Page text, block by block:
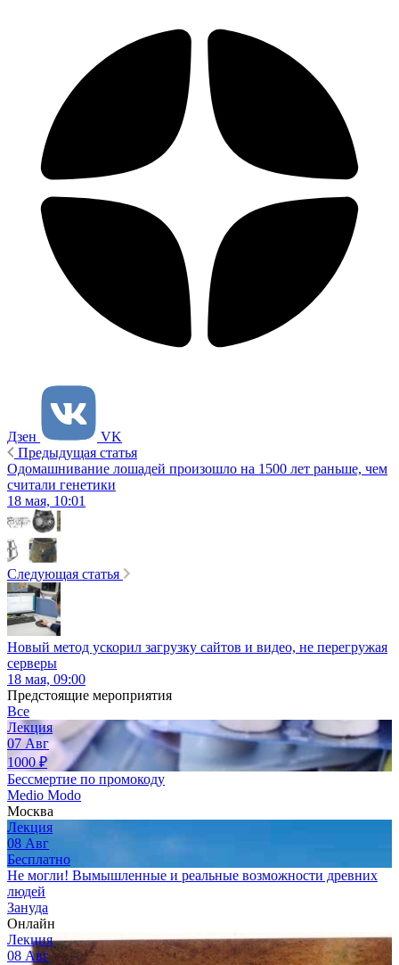
Дзен
VK
Предыдущая статья
Одомашнивание лошадей произошло на 1500 лет раньше, чем
считали генетики
18 мая, 10:01
Следующая статья
Новый метод ускорил загрузку сайтов и видео, не перегружая
серверы
18 мая, 09:00
Предстоящие мероприятия
Все
Лекция
07 Авг
1000₽
Бессмертие по промокоду
Medio Modo
Москва
Лекция
08 Авг
Бесплатно
Не могли! Вымышленные и реальные возможности древних
людей
Зануда
Онлайн
Лекция
08 Авг